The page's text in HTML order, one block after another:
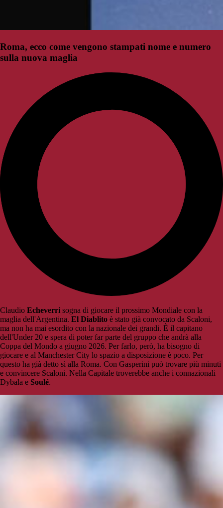
Roma, ecco come vengono stampati nome e numero
sulla nuova maglia
Claudio Echeverri sogna di giocare il prossimo Mondiale con la
maglia dell'Argentina. El Diablito è stato già convocato da Scaloni,
ma non ha mai esordito con la nazionale dei grandi. È il capitano
dell'Under 20 e spera di poter far parte del gruppo che andrà alla
Coppa del Mondo a giugno 2026. Per farlo, però, ha bisogno di
giocare e al Manchester City lo spazio a disposizione è poco. Per
questo ha già detto sì alla Roma. Con Gasperini può trovare più minuti
e convincere Scaloni. Nella Capitale troverebbe anche i connazionali
Dybala e Soulé.